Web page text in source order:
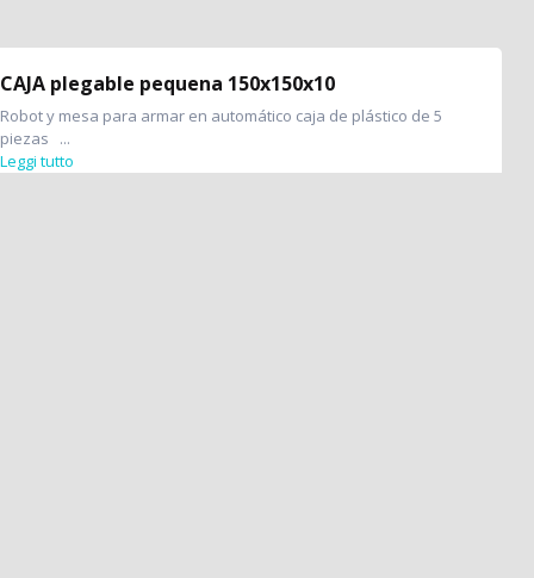
CAJA plegable pequena 150x150x10
Robot y mesa para armar en automático caja de plástico de 5
piezas ...
Leggi tutto